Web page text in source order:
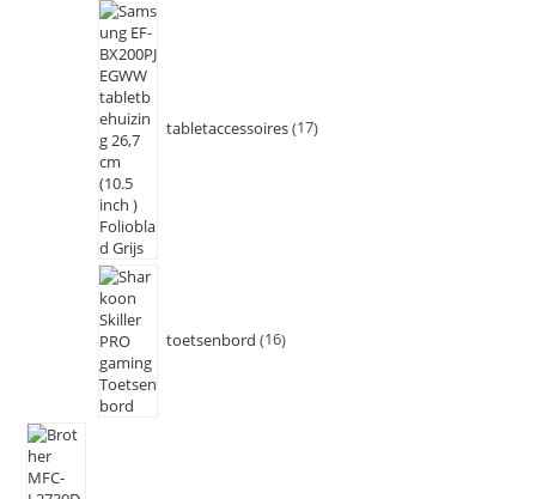
tabletaccessoires 17
toetsenbord 16